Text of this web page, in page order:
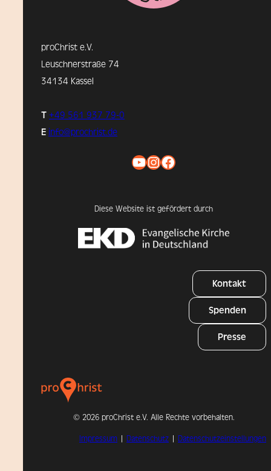
proChrist e.V.
Leuschnerstraße 74
34134 Kassel
T +49 561 937 79-0
E info@prochrist.de
YouTube InstagramFacebook
Diese Website ist gefördert durch
Kontakt
Spenden
Presse
© 2026 proChrist e.V. Alle Rechte vorbehalten.
Impressum | Datenschutz | Datenschutzeinstellungen